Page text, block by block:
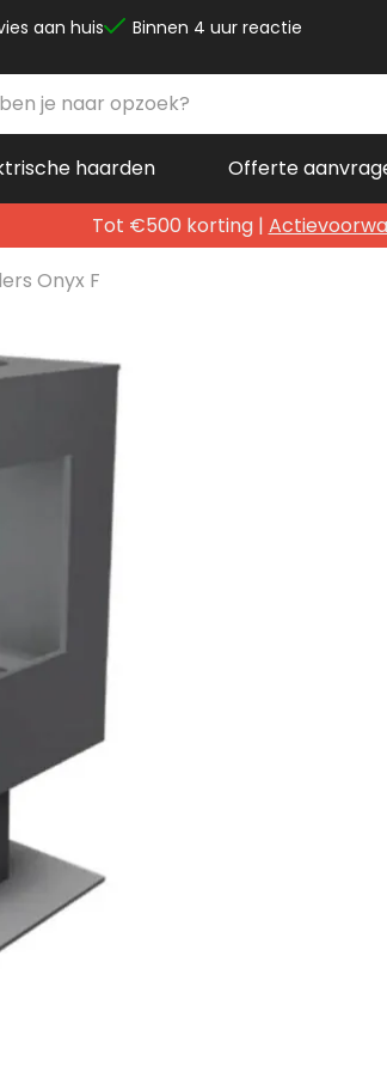
aan huis Binnen 4 uur reactie
haarden Offerte
Tot €500 korting |
Onyx F